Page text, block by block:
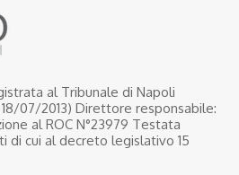
al Tribunale di Napoli
07/2013) Direttore responsabile:
al ROC N°23979 Testata
di cui al decreto legislativo 15